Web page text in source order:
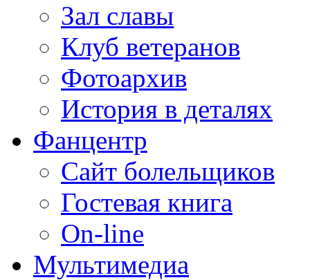
Зал славы
Клуб ветеранов
Фотоархив
История в деталях
Фанцентр
Сайт болельщиков
Гостевая книга
On-line
Мультимедиа